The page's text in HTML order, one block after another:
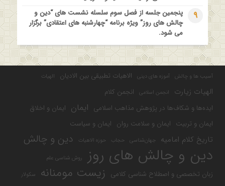
9
پنجمین جلسه از فصل سوم سلسله نشست های “دین و
چالش های روز” ویژه برنامه “چهارشنبه های اعتقادی” برگزار
می شود.
آسیب ها و چالش آموزه های دینی الاهیات تطبیقی بین الادیان الهیات
الهیات زیارت انجمن اسلامی
انجمن کلام
ایده‌ها و شکاف‌ها در پژوهش مذاهب اسلامی ایمان ایمان و اخلاق
ایمان و تربیت ایمان و سلامت روان ایمان و سیاست
تاریخ کلام امامیه جهان‌شناسی حجاب حوزه الاهیات دین و چالش
دین و چالش های روز روش شناسی علم
زبان تخصصی و اصطلاح شناسی کلامی زیست مومنانه سکولار